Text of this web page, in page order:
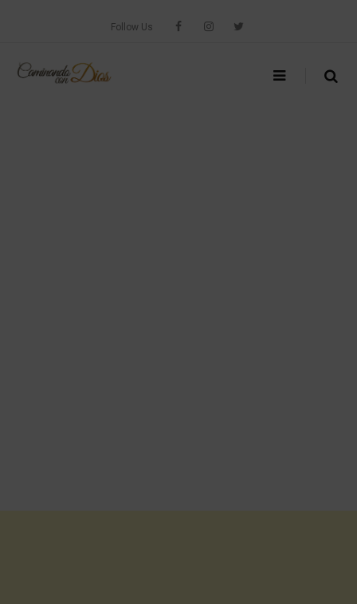
Follow Us